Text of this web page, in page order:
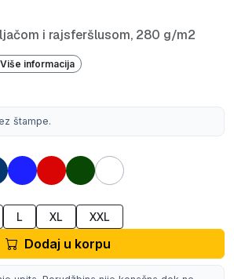
i rajsferšlusom, 280 g/m2
Više informacija
štampe.
L XL XXL
Dodaj u korpu